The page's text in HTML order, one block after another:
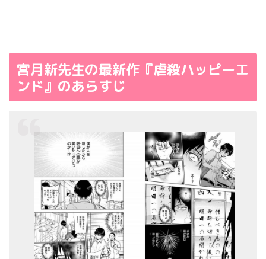
宮月新先生の最新作『虐殺ハッピーエ
ンド』のあらすじ